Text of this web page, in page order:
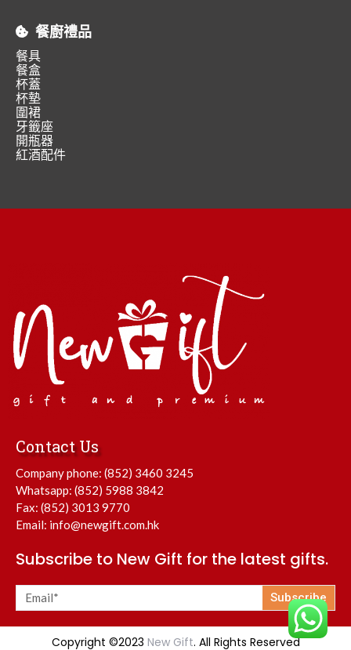
餐廚禮品
餐具
餐盒
杯蓋
杯墊
圍裙
牙籤座
開瓶器
紅酒配件
Contact Us
Company phone: (852) 3460 3245
Whatsapp: (852) 5988 3842
Fax: (852) 3013 9770
Email: info@newgift.com.hk
Subscribe to New Gift for the latest gifts.
Subscribe
Copyright ©2023 New Gift. All Rights Reserved